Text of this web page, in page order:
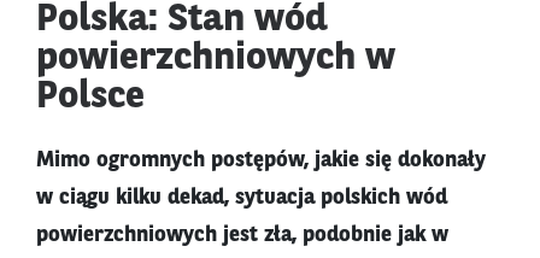
Polska: Stan wód
powierzchniowych w
Polsce
Mimo ogromnych postępów, jakie się dokonały
w ciągu kilku dekad, sytuacja polskich wód
powierzchniowych jest zła, podobnie jak w